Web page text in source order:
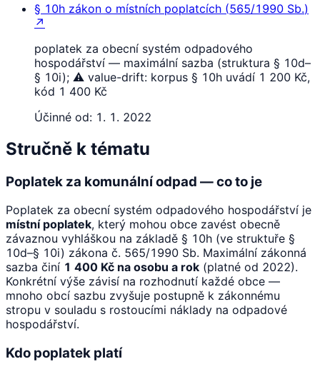
§ 10h zákon o místních poplatcích (565/1990 Sb.)
↗
poplatek za obecní systém odpadového
hospodářství — maximální sazba (struktura § 10d–
§ 10i); ⚠ value-drift: korpus § 10h uvádí 1 200 Kč,
kód 1 400 Kč
Účinné od: 1. 1. 2022
Stručně k tématu
Poplatek za komunální odpad — co to je
Poplatek za obecní systém odpadového hospodářství je
místní poplatek, který mohou obce zavést obecně
závaznou vyhláškou na základě § 10h (ve struktuře §
10d–§ 10i) zákona č. 565/1990 Sb. Maximální zákonná
sazba činí 1 400 Kč na osobu a rok (platné od 2022).
Konkrétní výše závisí na rozhodnutí každé obce —
mnoho obcí sazbu zvyšuje postupně k zákonnému
stropu v souladu s rostoucími náklady na odpadové
hospodářství.
Kdo poplatek platí